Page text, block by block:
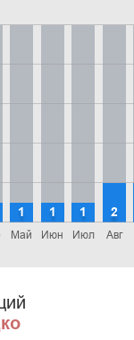
Май
1
Июн
1
Июл
1
Авг
2